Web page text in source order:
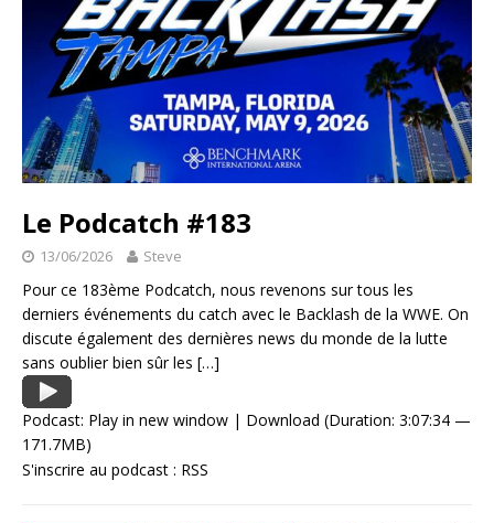
Le Podcatch #183
13/06/2026 Steve
Pour ce 183ème Podcatch, nous revenons sur tous les
derniers événements du catch avec le Backlash de la WWE. On
discute également des dernières news du monde de la lutte
sans oublier bien sûr les […]
Podcast: Play in new window | Download (Duration: 3:07:34 —
171.7MB)
S'inscrire au podcast : RSS